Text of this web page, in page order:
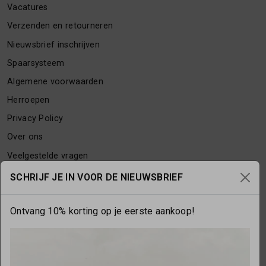
Vacatures
Verzenden en retourneren
Nieuwsbrief inschrijven
Spaarsysteem
Algemene voorwaarden
Herroepen
Privacy Policy
Over ons
Veelgestelde vragen
Contact
OPENINGSTIJDEN
SCHRIJF JE IN VOOR DE NIEUWSBRIEF
Ontvang 10% korting op je eerste aankoop!